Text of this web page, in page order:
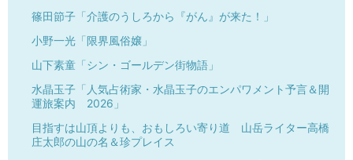
篠田節子「介護のうしろから『がん』が来た！」
小野一光「限界風俗嬢」
山下素童「シン・ゴールデン街物語」
水晶玉子「人気占術家・水晶玉子のエンパワメント予言＆開
運旅案内 2026」
目指すは山頂よりも、おもしろい寄り道 山岳ライター高橋
庄太郎の山の名＆珍プレイス